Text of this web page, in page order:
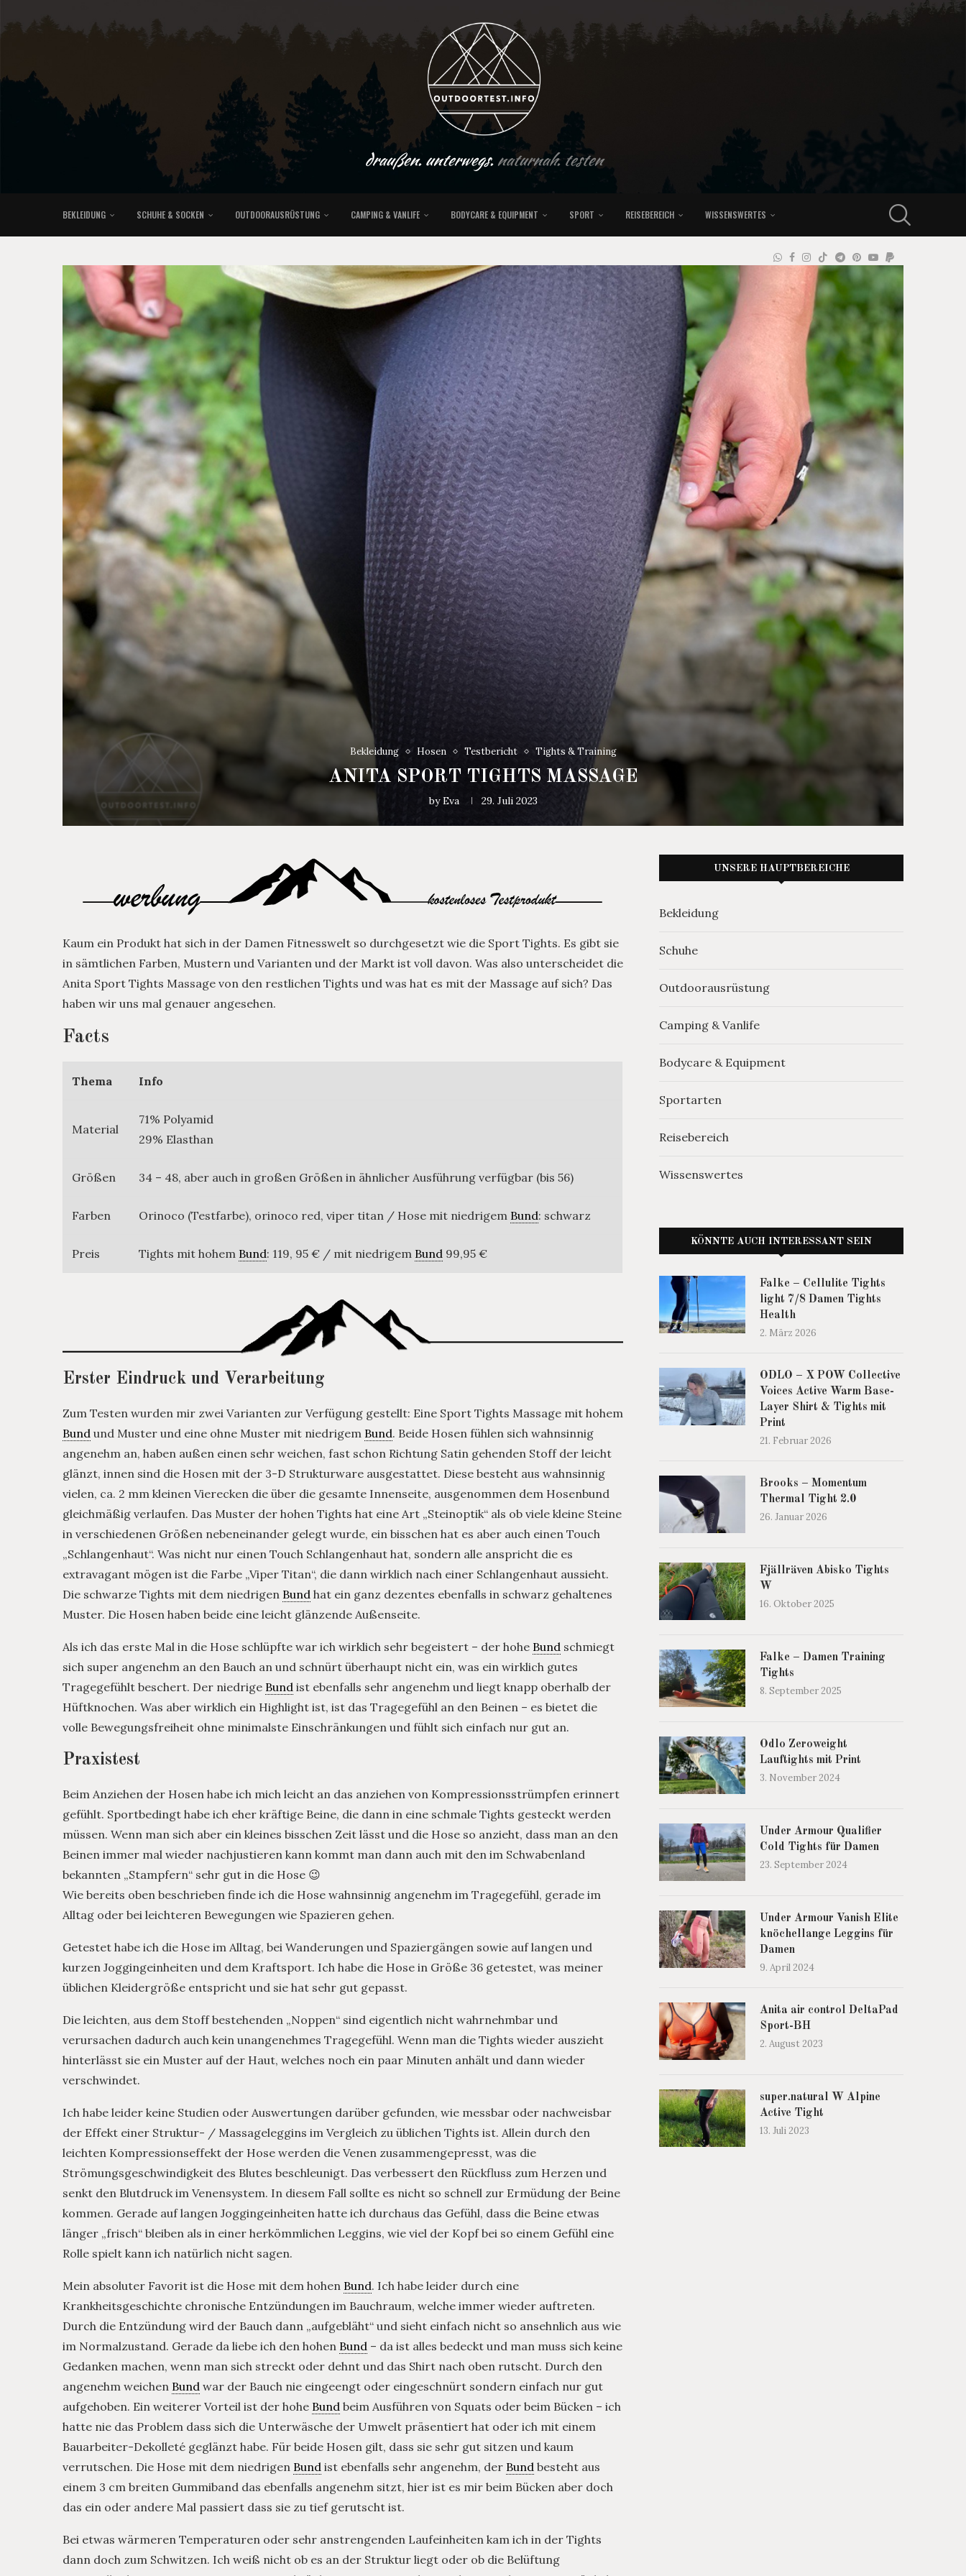
draußen. unterwegs.naturnah. testen
BEKLEIDUNG SCHUHE & SOCKEN OUTDOORAUSRÜSTUNG CAMPING & VANLIFE BODYCARE & EQUIPMENT SPORT REISEBEREICH WISSENSWERTES
Bekleidung Hosen Testbericht Tights & Training
ANITA SPORT TIGHTS MASSAGE
byEva 29. Juli 2023
Kaum ein Produkt hat sich in der Damen Fitnesswelt so durchgesetzt wie die Sport Tights. Es gibt sie
in sämtlichen Farben, Mustern und Varianten und der Markt ist voll davon. Was also unterscheidet die
Anita Sport Tights Massage von den restlichen Tights und was hat es mit der Massage auf sich? Das
haben wir uns mal genauer angesehen.
Facts
Thema Info
Material
71% Polyamid
29% Elasthan
Größen 34 – 48, aber auch in großen Größen in ähnlicher Ausführung verfügbar (bis 56)
Farben Orinoco (Testfarbe), orinoco red, viper titan / Hose mit niedrigem Bund: schwarz
Preis Tights mit hohem Bund: 119, 95 € / mit niedrigem Bund 99,95 €
Erster Eindruck und Verarbeitung
Zum Testen wurden mir zwei Varianten zur Verfügung gestellt: Eine Sport Tights Massage mit hohem
Bund und Muster und eine ohne Muster mit niedrigem Bund. Beide Hosen fühlen sich wahnsinnig
angenehm an, haben außen einen sehr weichen, fast schon Richtung Satin gehenden Stoff der leicht
glänzt, innen sind die Hosen mit der 3-D Strukturware ausgestattet. Diese besteht aus wahnsinnig
vielen, ca. 2 mm kleinen Vierecken die über die gesamte Innenseite, ausgenommen dem Hosenbund
gleichmäßig verlaufen. Das Muster der hohen Tights hat eine Art „Steinoptik“ als ob viele kleine Steine
in verschiedenen Größen nebeneinander gelegt wurde, ein bisschen hat es aber auch einen Touch
„Schlangenhaut“. Was nicht nur einen Touch Schlangenhaut hat, sondern alle anspricht die es
extravagant mögen ist die Farbe „Viper Titan“, die dann wirklich nach einer Schlangenhaut aussieht.
Die schwarze Tights mit dem niedrigen Bund hat ein ganz dezentes ebenfalls in schwarz gehaltenes
Muster. Die Hosen haben beide eine leicht glänzende Außenseite.
Als ich das erste Mal in die Hose schlüpfte war ich wirklich sehr begeistert – der hohe Bund schmiegt
sich super angenehm an den Bauch an und schnürt überhaupt nicht ein, was ein wirklich gutes
Tragegefühlt beschert. Der niedrige Bund ist ebenfalls sehr angenehm und liegt knapp oberhalb der
Hüftknochen. Was aber wirklich ein Highlight ist, ist das Tragegefühl an den Beinen – es bietet die
volle Bewegungsfreiheit ohne minimalste Einschränkungen und fühlt sich einfach nur gut an.
Praxistest
Beim Anziehen der Hosen habe ich mich leicht an das anziehen von Kompressionsstrümpfen erinnert
gefühlt. Sportbedingt habe ich eher kräftige Beine, die dann in eine schmale Tights gesteckt werden
müssen. Wenn man sich aber ein kleines bisschen Zeit lässt und die Hose so anzieht, dass man an den
Beinen immer mal wieder nachjustieren kann kommt man dann auch mit den im Schwabenland
bekannten „Stampfern“ sehr gut in die Hose 😉
Wie bereits oben beschrieben finde ich die Hose wahnsinnig angenehm im Tragegefühl, gerade im
Alltag oder bei leichteren Bewegungen wie Spazieren gehen.
Getestet habe ich die Hose im Alltag, bei Wanderungen und Spaziergängen sowie auf langen und
kurzen Joggingeinheiten und dem Kraftsport. Ich habe die Hose in Größe 36 getestet, was meiner
üblichen Kleidergröße entspricht und sie hat sehr gut gepasst.
Die leichten, aus dem Stoff bestehenden „Noppen“ sind eigentlich nicht wahrnehmbar und
verursachen dadurch auch kein unangenehmes Tragegefühl. Wenn man die Tights wieder auszieht
hinterlässt sie ein Muster auf der Haut, welches noch ein paar Minuten anhält und dann wieder
verschwindet.
Ich habe leider keine Studien oder Auswertungen darüber gefunden, wie messbar oder nachweisbar
der Effekt einer Struktur- / Massageleggins im Vergleich zu üblichen Tights ist. Allein durch den
leichten Kompressionseffekt der Hose werden die Venen zusammengepresst, was die
Strömungsgeschwindigkeit des Blutes beschleunigt. Das verbessert den Rückfluss zum Herzen und
senkt den Blutdruck im Venensystem. In diesem Fall sollte es nicht so schnell zur Ermüdung der Beine
kommen. Gerade auf langen Joggingeinheiten hatte ich durchaus das Gefühl, dass die Beine etwas
länger „frisch“ bleiben als in einer herkömmlichen Leggins, wie viel der Kopf bei so einem Gefühl eine
Rolle spielt kann ich natürlich nicht sagen.
Mein absoluter Favorit ist die Hose mit dem hohen Bund. Ich habe leider durch eine
Krankheitsgeschichte chronische Entzündungen im Bauchraum, welche immer wieder auftreten.
Durch die Entzündung wird der Bauch dann „aufgebläht“ und sieht einfach nicht so ansehnlich aus wie
im Normalzustand. Gerade da liebe ich den hohen Bund – da ist alles bedeckt und man muss sich keine
Gedanken machen, wenn man sich streckt oder dehnt und das Shirt nach oben rutscht. Durch den
angenehm weichen Bund war der Bauch nie eingeengt oder eingeschnürt sondern einfach nur gut
aufgehoben. Ein weiterer Vorteil ist der hohe Bund beim Ausführen von Squats oder beim Bücken – ich
hatte nie das Problem dass sich die Unterwäsche der Umwelt präsentiert hat oder ich mit einem
Bauarbeiter-Dekolleté geglänzt habe. Für beide Hosen gilt, dass sie sehr gut sitzen und kaum
verrutschen. Die Hose mit dem niedrigen Bund ist ebenfalls sehr angenehm, der Bund besteht aus
einem 3 cm breiten Gummiband das ebenfalls angenehm sitzt, hier ist es mir beim Bücken aber doch
das ein oder andere Mal passiert dass sie zu tief gerutscht ist.
Bei etwas wärmeren Temperaturen oder sehr anstrengenden Laufeinheiten kam ich in der Tights
dann doch zum Schwitzen. Ich weiß nicht ob es an der Struktur liegt oder ob die Belüftung
UNSERE HAUPTBEREICHE
Bekleidung
Schuhe
Outdoorausrüstung
Camping & Vanlife
Bodycare & Equipment
Sportarten
Reisebereich
Wissenswertes
KÖNNTE AUCH INTERESSANT SEIN
Falke – Cellulite Tights
light 7/8 Damen Tights
Health
2. März 2026
ODLO – X POW Collective
Voices Active Warm Base-
Layer Shirt & Tights mit
Print
21. Februar 2026
Brooks – Momentum
Thermal Tight 2.0
26. Januar 2026
Fjällräven Abisko Tights
W
16. Oktober 2025
Falke – Damen Training
Tights
8. September 2025
Odlo Zeroweight
Lauftights mit Print
3. November 2024
Under Armour Qualifier
Cold Tights für Damen
23. September 2024
Under Armour Vanish Elite
knöchellange Leggins für
Damen
9. April 2024
Anita air control DeltaPad
Sport-BH
2. August 2023
super.natural W Alpine
Active Tight
13. Juli 2023